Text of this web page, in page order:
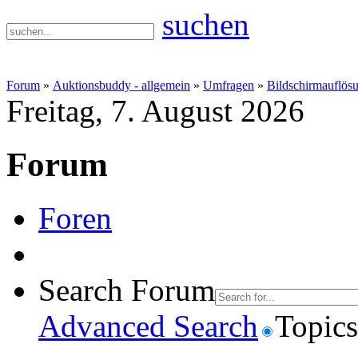
suchen
Forum » Auktionsbuddy - allgemein » Umfragen »
Freitag, 7. August 2026
Forum
Foren
Search Forum
Advanced Search Topics